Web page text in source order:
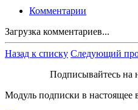
Комментарии
Загрузка комментариев...
Назад к списку Следующий
Подписывайтесь на
Модуль подписки в настоящее